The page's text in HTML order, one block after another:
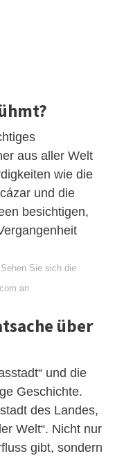
aus aller Welt
wie die
und die
besichtigen,
Sehen Sie sich die
an
über
und die
Geschichte.
des Landes,
Welt“. Nicht nur
gibt, sondern